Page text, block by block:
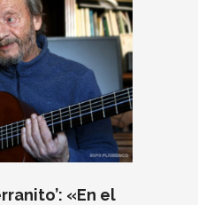
«En el